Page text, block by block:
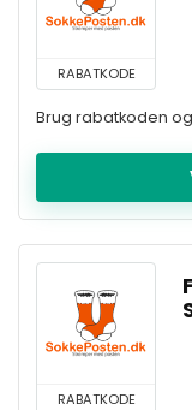
RABATKODE
Brug rabatkoden
RABATKODE